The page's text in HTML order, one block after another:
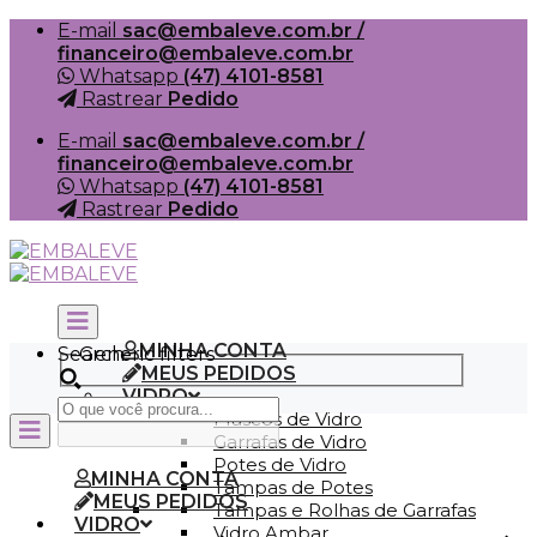
Skip
content
E-mail sac@embaleve.com.br /
financeiro@embaleve.com.br
Whatsapp (47) 4101-8581
Rastrear Pedido
E-mail sac@embaleve.com.br /
financeiro@embaleve.com.br
Whatsapp (47) 4101-8581
Rastrear Pedido
MINHA CONTA
MEUS PEDIDOS
VIDRO
Frascos de Vidro
Garrafas de Vidro
Potes de Vidro
Tampas de Potes
Tampas e Rolhas de Garrafas
Search
Generic filters
MINHA CONTA
MEUS PEDIDOS
VIDRO